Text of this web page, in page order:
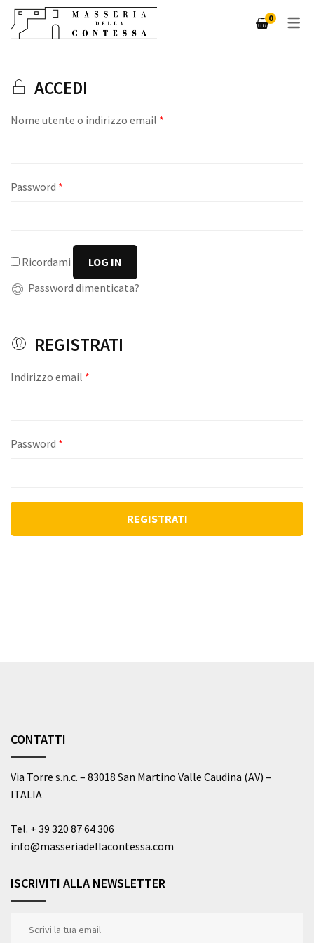
IL MIO ACCOUNT
CARRELLO
0
ACCEDI
Nome utente o indirizzo email *
Password *
Ricordami
LOG IN
Password dimenticata?
REGISTRATI
Indirizzo email *
Password *
REGISTRATI
CONTATTI
Via Torre s.n.c. – 83018 San Martino Valle Caudina (AV) –
ITALIA
Tel. + 39 320 87 64 306
info@masseriadellacontessa.com
ISCRIVITI ALLA NEWSLETTER